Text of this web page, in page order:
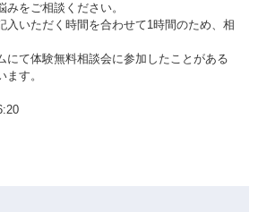
をご相談ください。
入いただく時間を合わせて1時間のため、相
て体験無料相談会に参加したことがある
す。